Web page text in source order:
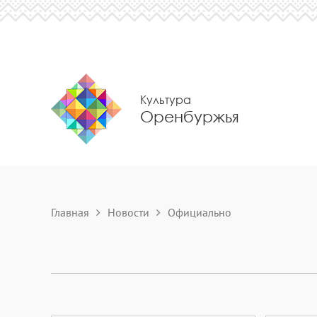
Культура
Оренбуржья
Главная Новости Официально